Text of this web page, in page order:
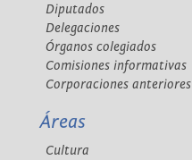
Diputados
Delegaciones
Órganos colegiados
Comisiones informativas
Corporaciones anteriores
Áreas
Cultura